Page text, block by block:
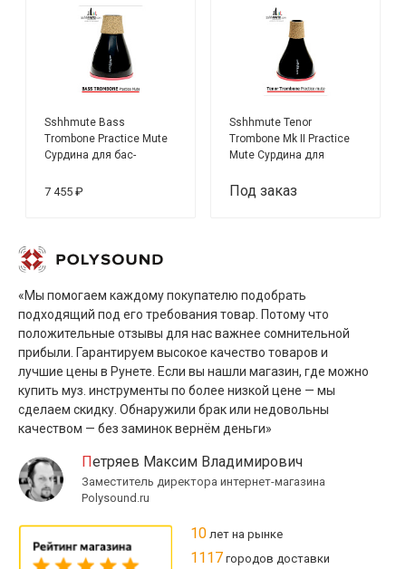
Sshhmute Bass
Trombone Practice Mute
Сурдина для бас-
занятий
7 455 ₽
Sshhmute Tenor
Trombone Mk II Practice
Mute Сурдина для
занятий
Под заказ
«Мы помогаем каждому покупателю подобрать
подходящий под его требования товар. Потому что
положительные отзывы для нас важнее сомнительной
прибыли. Гарантируем высокое качество товаров и
лучшие цены в Рунете. Если вы нашли магазин, где можно
купить муз. инструменты по более низкой цене — мы
сделаем скидку. Обнаружили брак или недовольны
качеством — без заминок вернём деньги»
Петряев Максим Владимирович
Заместитель директора интернет-магазина
Polysound.ru
10 лет на рынке
1117 городов доставки